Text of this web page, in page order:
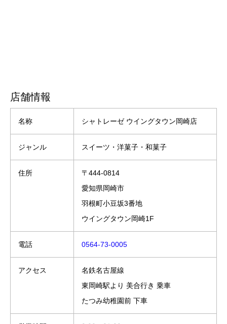
店舗情報
名称 シャトレーゼ ウイングタウン岡崎店
ジャンル スイーツ・洋菓子・和菓子
住所
〒444-0814
愛知県岡崎市
羽根町小豆坂3番地
ウイングタウン岡崎1F
電話 0564-73-0005
アクセス
名鉄名古屋線
東岡崎駅より 美合行き 乗車
たつみ幼稚園前 下車